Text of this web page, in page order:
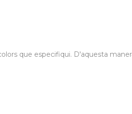
que especifiqui. D'aquesta